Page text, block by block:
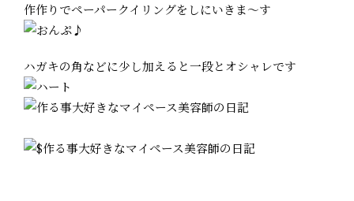
作作りでペーパークイリングをしにいきま～す
ハガキの角などに少し加えると一段とオシャレです